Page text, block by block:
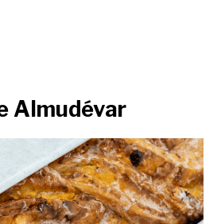
Almudévar